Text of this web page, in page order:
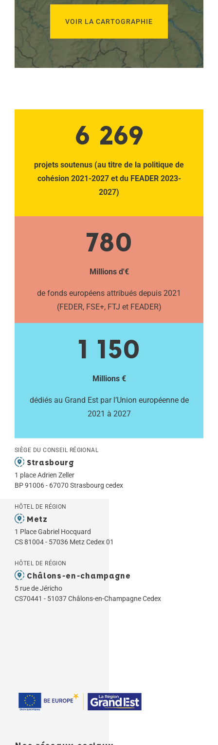
VOIR LA CARTOGRAPHIE
6 269
projets soutenus (au titre de la politique de
cohésion 2021-2027 et du FEADER 2023-
2027)
780
Millions d'€
de fonds européens attribués depuis 2021
(FEDER, FSE+, FTJ et FEADER)
1 150
Millions €
dédiés au Grand Est par l’Union européenne de
2021 à 2027
SIÈGE DU CONSEIL RÉGIONAL
Strasbourg
1 place Adrien Zeller
BP 91006 - 67070 Strasbourg cedex
HÔTEL DE RÉGION
Metz
1 Place Gabriel Hocquard
CS 81004 - 57036 Metz Cedex 01
HÔTEL DE RÉGION
Châlons-en-champagne
5 rue de Jéricho
CS70441 - 51037 Châlons-en-Champagne Cedex